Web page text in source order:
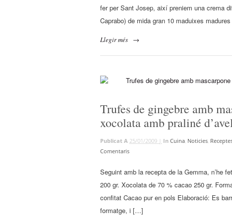
fer per Sant Josep, així preniem una crema
Caprabo) de mida gran 10 maduixes
Llegir més →
Trufes de gingebre amb
xocolata amb praliné
Publicat A 25/01/2009 | In Cuina Noticies
Comentaris
Seguint amb la recepta de la Gemma, n’he
200 gr. Xocolata de 70 % cacao 250 gr.
confitat Cacao pur en pols Elaboració: Es
formatge, i […]